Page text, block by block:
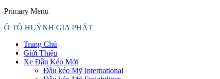
Primary Menu
Ô TÔ HUỲNH GIA PHÁT
Trang Chủ
Giới Thiệu
Xe Đầu Kéo Mới
Đầu kéo Mỹ International